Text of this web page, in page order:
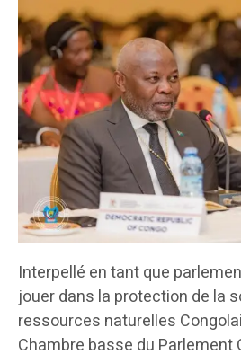
Interpellé en tant que
jouer dans la protection de la
ressources naturelles
Chambre basse du Parlement